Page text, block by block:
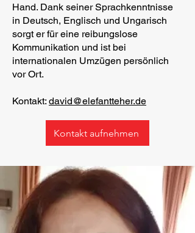
Hand. Dank seiner Sprachkenntnisse
in Deutsch, Englisch und Ungarisch
sorgt er für eine reibungslose
Kommunikation und ist bei
internationalen Umzügen persönlich
vor Ort.
Kontakt: david@elefantteher.de
Kontakt aufnehmen